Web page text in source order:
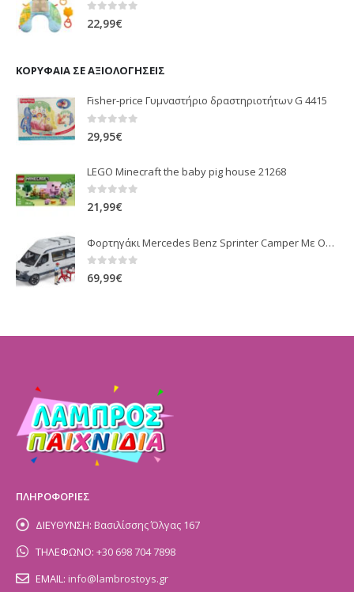
22,99€
ΚΟΡΥΦΑΊΑ ΣΕ ΑΞΙΟΛΟΓΉΣΕΙΣ
Fisher-price Γυμναστήριο δραστηριοτήτων G 4415
29,95€
LEGO Minecraft the baby pig house 21268
0 out of 5
21,99€
Φορτηγάκι Mercedes Benz Sprinter Camper Με Οδηγό Και Εξοπλισμό (BR002672)
0 out of 5
69,99€
ΠΛΗΡΟΦΟΡΙΕΣ
ΔΙΕΥΘΥΝΣΗ: Βασιλίσσης Όλγας 167
ΤΗΛΕΦΩΝΟ: +30 698 704 7898
EMAIL: info@lambrostoys.gr